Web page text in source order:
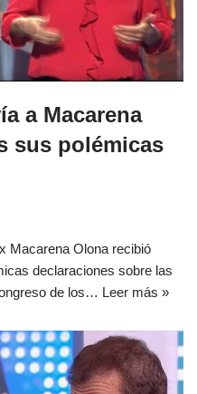
a Macarena
sus polémicas
Macarena Olona recibió
declaraciones sobre las
de los… Leer más »